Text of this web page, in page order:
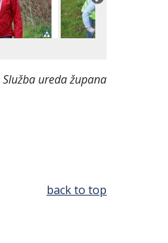
Služba ureda župana
back to top